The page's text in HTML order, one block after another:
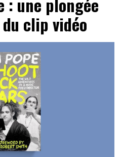
du clip vidéo